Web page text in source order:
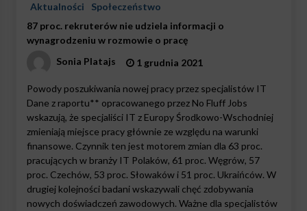
Aktualności
Społeczeństwo
87 proc. rekruterów nie udziela informacji o
wynagrodzeniu w rozmowie o pracę
Sonia Platajs
1 grudnia 2021
Powody poszukiwania nowej pracy przez specjalistów IT
Dane z raportu** opracowanego przez No Fluff Jobs
wskazują, że specjaliści IT z Europy Środkowo-Wschodniej
zmieniają miejsce pracy głównie ze względu na warunki
finansowe. Czynnik ten jest motorem zmian dla 63 proc.
pracujących w branży IT Polaków, 61 proc. Węgrów, 57
proc. Czechów, 53 proc. Słowaków i 51 proc. Ukraińców. W
drugiej kolejności badani wskazywali chęć zdobywania
nowych doświadczeń zawodowych. Ważne dla specjalistów